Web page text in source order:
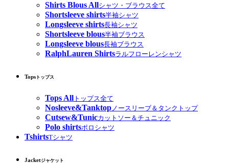
Shirts Blous Allシャツ・ブラウス全て
Shortsleeve shirts半袖シャツ
Longsleeve shirts長袖シャツ
Shortsleeve blous半袖ブラウス
Longsleeve blous長袖ブラウス
RalphLauren Shirtsラルフローレンシャツ
Tops トップス
Tops All トップス全て
Nosleeve&Tanktop ノースリーブ＆タンクトップ
Cutsew&Tunicカットソー＆チュニック
Polo shirtsポロシャツ
TshirtsTシャツ
Jacketジャケット